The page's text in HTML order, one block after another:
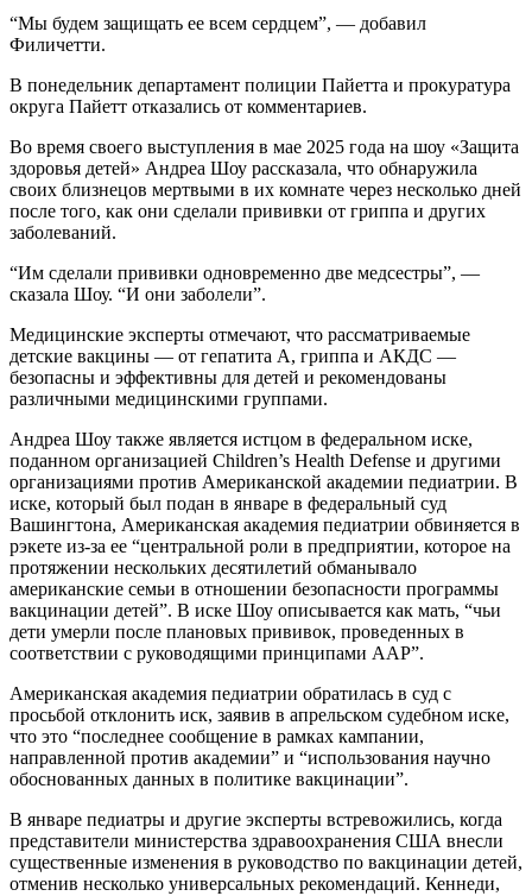
“Мы будем защищать ее всем сердцем”, — добавил
Филичетти.
В понедельник департамент полиции Пайетта и прокуратура
округа Пайетт отказались от комментариев.
Во время своего выступления в мае 2025 года на шоу «Защита
здоровья детей» Андреа Шоу рассказала, что обнаружила
своих близнецов мертвыми в их комнате через несколько дней
после того, как они сделали прививки от гриппа и других
заболеваний.
“Им сделали прививки одновременно две медсестры”, —
сказала Шоу. “И они заболели”.
Медицинские эксперты отмечают, что рассматриваемые
детские вакцины — от гепатита А, гриппа и АКДС —
безопасны и эффективны для детей и рекомендованы
различными медицинскими группами.
Андреа Шоу также является истцом в федеральном иске,
поданном организацией Children’s Health Defense и другими
организациями против Американской академии педиатрии. В
иске, который был подан в январе в федеральный суд
Вашингтона, Американская академия педиатрии обвиняется в
рэкете из-за ее “центральной роли в предприятии, которое на
протяжении нескольких десятилетий обманывало
американские семьи в отношении безопасности программы
вакцинации детей”. В иске Шоу описывается как мать, “чьи
дети умерли после плановых прививок, проведенных в
соответствии с руководящими принципами AAP”.
Американская академия педиатрии обратилась в суд с
просьбой отклонить иск, заявив в апрельском судебном иске,
что это “последнее сообщение в рамках кампании,
направленной против академии” и “использования научно
обоснованных данных в политике вакцинации”.
В январе педиатры и другие эксперты встревожились, когда
представители министерства здравоохранения США внесли
существенные изменения в руководство по вакцинации детей,
отменив несколько универсальных рекомендаций. Кеннеди,